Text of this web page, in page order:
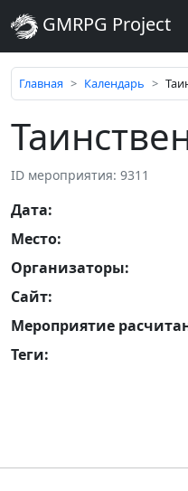
GMRPG Project
Главная Календарь
ID мероприятия: 9311
Дата:
Место:
Организаторы:
Сайт:
Мероприятие
Теги: